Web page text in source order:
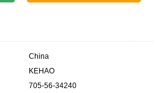
China
KEHAO
705-56-34240